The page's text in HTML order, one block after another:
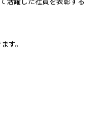
す。